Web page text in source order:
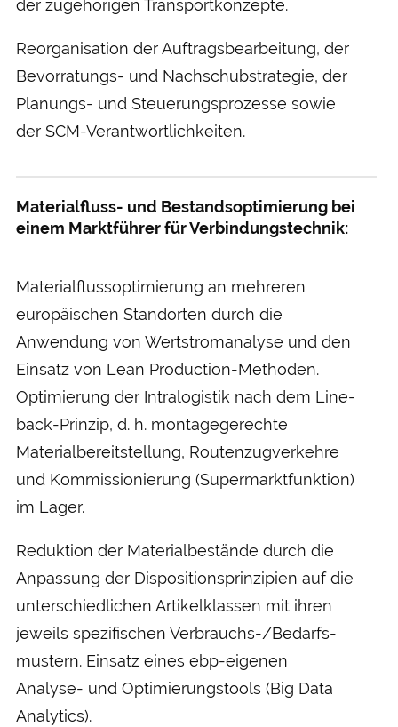
der zugehörigen Transport­konzepte.
Re­organisation der Auftrags­bearbeitung, der
Bevor­ratungs- und Nachschub­strategie, der
Planungs- und Steuerungs­prozesse sowie
der SCM-Verant­wortlichkeiten.
Materialfluss- und Bestands­optimierung bei
einem Markt­führer für Verbindungs­technik:
Material­fluss­optimierung an mehreren
europäischen Standorten durch die
Anwendung von Wertstrom­analyse und den
Einsatz von Lean Production-Methoden.
Optimierung der Intra­logistik nach dem Line-
back-Prinzip, d. h. montage­gerechte
Material­bereitstellung, Routenzug­verkehre
und Kommissionierung (Supermarkt­funktion)
im Lager.
Reduktion der Material­bestände durch die
Anpassung der Dispositions­prinzipien auf die
unter­schiedlichen Artikel­klassen mit ihren
jeweils spezifischen Verbrauchs-/Bedarfs­
mustern. Einsatz eines ebp-eigenen
Analyse- und Optimierungs­tools (Big Data
Analytics).